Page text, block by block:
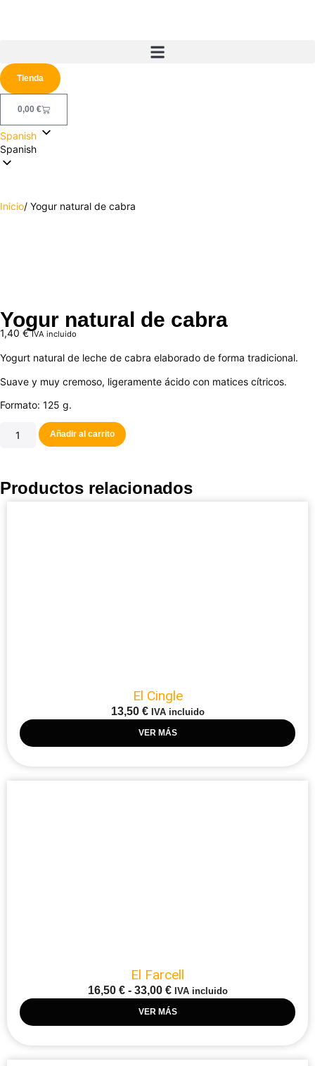
Tienda
0,00 €
Spanish
Spanish
Inicio/ Yogur natural de cabra
Yogur natural de cabra
1,40 € IVA incluido
Yogurt natural de leche de cabra elaborado de forma tradicional.
Suave y muy cremoso, ligeramente ácido con matices cítricos.
Formato: 125 g.
Añadir al carrito
Productos relacionados
El Cingle
13,50 € IVA incluido
VER MÁS
El Farcell
16,50 € - 33,00 € IVA incluido
VER MÁS